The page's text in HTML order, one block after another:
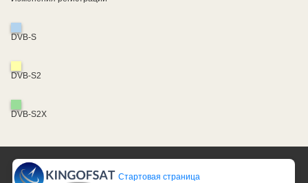
DVB-S
DVB-S2
DVB-S2X
Стартовая страница